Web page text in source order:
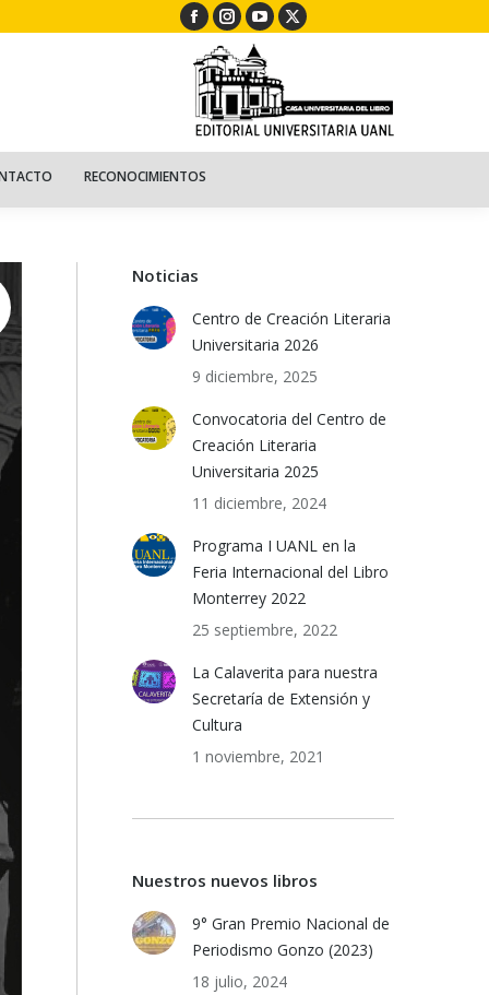
Facebook
page
opens
in
new
window
Instagram
page
opens
in
new
YouTube
page
opens
in
new
X
in
new
RECONOCIMIENTOS
Noticias
Centro de Creación Literaria
Universitaria 2026
9 diciembre, 2025
Convocatoria del Centro de
Creación Literaria
Universitaria 2025
11 diciembre, 2024
Programa I UANL en la
Feria Internacional del Libro
Monterrey 2022
25 septiembre, 2022
La Calaverita para nuestra
Secretaría de Extensión y
Cultura
1 noviembre, 2021
Nuestros nuevos libros
9° Gran Premio Nacional de
Periodismo Gonzo (2023)
18 julio, 2024
NIÑOS CONTACTO RECONOCIMIENTOS